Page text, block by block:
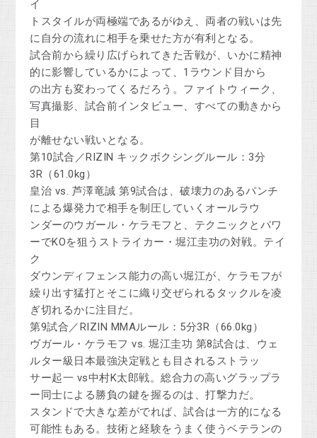
イ
トスタイルが両極端であるがゆえ、両者の戦いは先
に自分の流れに相手を乗せた方が有利となる。
試合前から繰り広げられてきた舌戦が、いかに精神
的に影響しているかによって、1ラウンド目から
の出方も変わってくるだろう。ファイトウィーク、
写真撮影、試合前インタビュー、すべての動きから
目
が離せない戦いとなる。
第10試合／RIZIN キックボクシングルール：3分
3R（61.0kg）
皇治 vs. 芦澤竜誠 第9試合は、破壊力のあるパンチ
による爆発力で相手を制圧していくオールラウ
ンダーのウガール・ケラモフと、テクニックとパワ
ーでKOを狙うストライカー・堀江圭功の対戦。テイ
ク
ダウンディフェンス能力の高い堀江が、ケラモフが
繰り出す猛打とそこに織り交ぜられるタックルを凌
ぎ切れるかに注目だ。
第9試合／RIZIN MMAルール：5分3R（66.0kg）
ヴガール・ケラモフ vs. 堀江圭功 第8試合は、ウェ
ルター級日本最強決定戦とも目されるストラッ
サー起一 vs中村K太郎戦。総合力の高いグラップラ
ー同士による勝負の鍵を握るのは、打撃力だ。
スタンドで大きな差がでれば、試合は一方的になる
可能性もある。技術と経験をうまく使うベテランの